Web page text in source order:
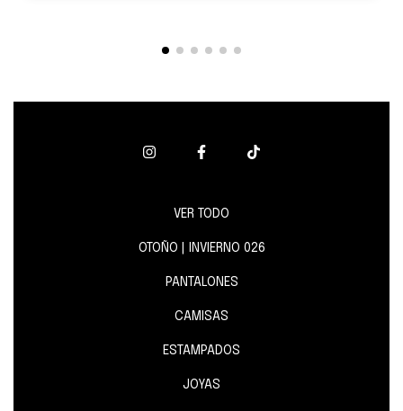
VER TODO
OTOÑO | INVIERNO 026
PANTALONES
CAMISAS
ESTAMPADOS
JOYAS